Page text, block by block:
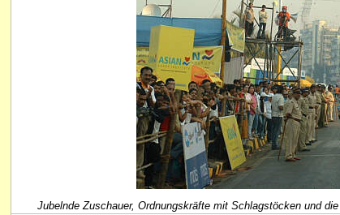
Jubelnde Zuschauer, Ordnungskräfte mit Schlagstöcken und